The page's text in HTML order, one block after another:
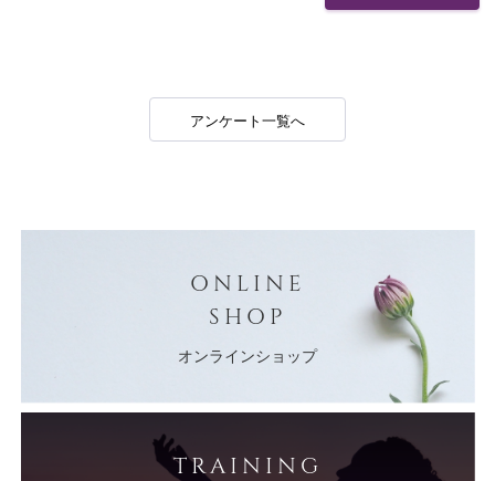
アンケート一覧へ
ONLINE
SHOP
オンラインショップ
TRAINING